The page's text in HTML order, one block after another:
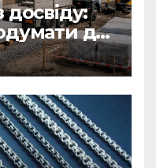
досвіду:
до
на